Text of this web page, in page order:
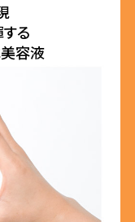
る
容液